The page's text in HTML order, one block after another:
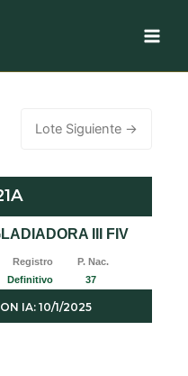
Lote Siguiente →
III FIV
P. Nac.
Definitivo 37
IA: 10/1/2025